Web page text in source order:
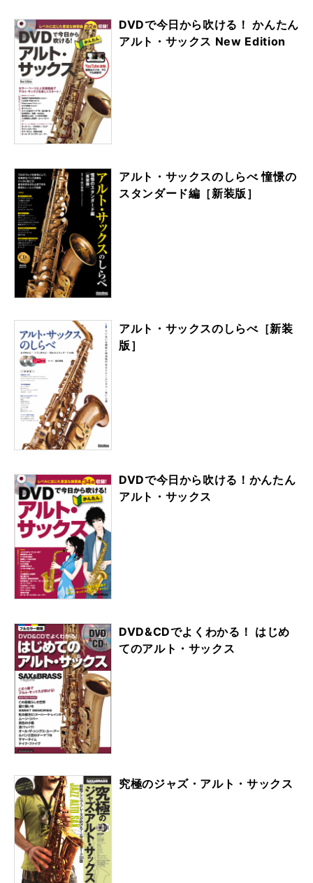
DVDで今日から吹ける！ かんたん
アルト・サックス New Edition
アルト・サックスのしらべ 憧憬の
スタンダード編［新装版］
アルト・サックスのしらべ［新装
版］
DVDで今日から吹ける！かんたん
アルト・サックス
DVD&CDでよくわかる！ はじめ
てのアルト・サックス
究極のジャズ・アルト・サックス